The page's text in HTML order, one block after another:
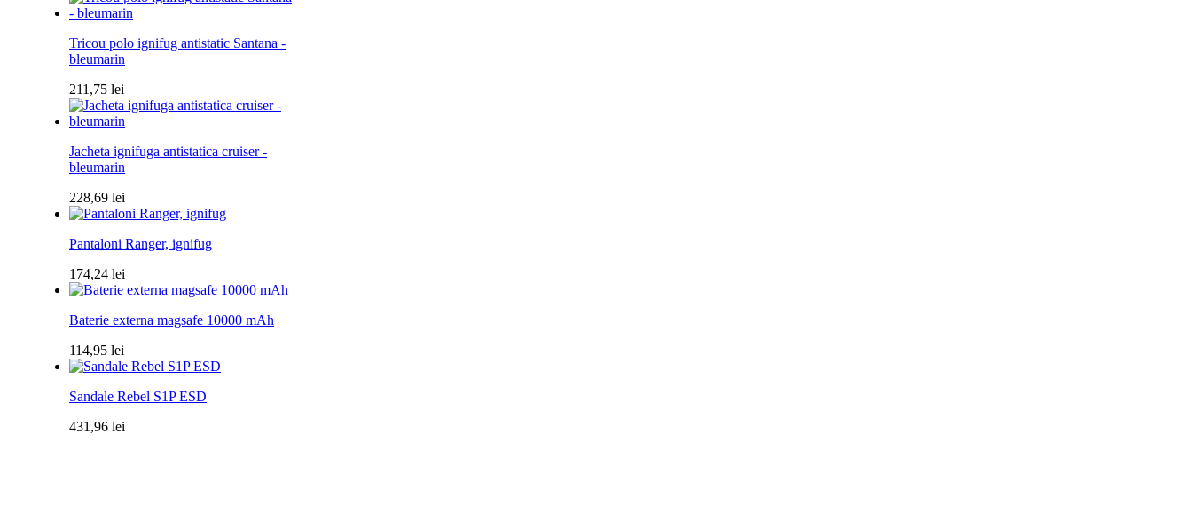
Tricou polo ignifug antistatic Santana -
bleumarin
211,75 lei
Jacheta ignifuga antistatica cruiser -
bleumarin
228,69 lei
Pantaloni Ranger, ignifug
174,24 lei
Baterie externa magsafe 10000 mAh
114,95 lei
Sandale Rebel S1P ESD
431,96 lei